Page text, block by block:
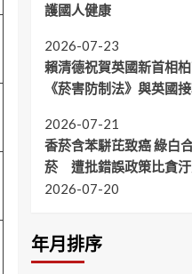
護國人健康
2026-07-23
賴清德祝賀英國新首相
《菸害防制法》與英國
2026-07-21
香菸含苯駢芘致癌 綠白
菸 遭批錯誤政策比貪汙
2026-07-20
年月排序